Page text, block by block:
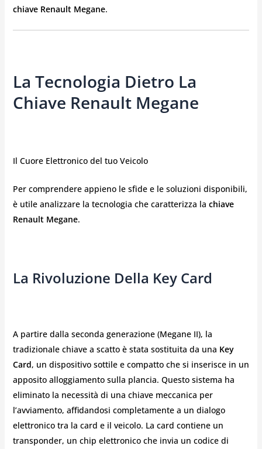
chiave Renault Megane.
La Tecnologia Dietro La
Chiave Renault Megane
Il Cuore Elettronico del tuo Veicolo
Per comprendere appieno le sfide e le soluzioni disponibili,
è utile analizzare la tecnologia che caratterizza la chiave
Renault Megane.
La Rivoluzione Della Key Card
A partire dalla seconda generazione (Megane II), la
tradizionale chiave a scatto è stata sostituita da una Key
Card, un dispositivo sottile e compatto che si inserisce in un
apposito alloggiamento sulla plancia. Questo sistema ha
eliminato la necessità di una chiave meccanica per
l’avviamento, affidandosi completamente a un dialogo
elettronico tra la card e il veicolo. La card contiene un
transponder, un chip elettronico che invia un codice di